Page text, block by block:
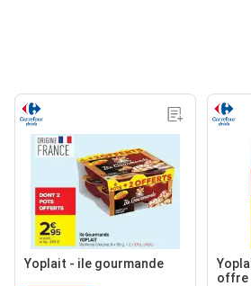
Yoplait - ile gourmande
offre